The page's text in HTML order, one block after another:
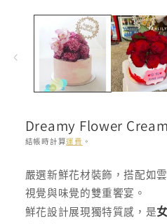
Dreamy Flower
結帳時計算運費 。
貨
單
位
嚴選新鮮花材裝飾，搭配如
視覺與味覺的雙重饗宴。
鮮花設計展現獨特質感，是